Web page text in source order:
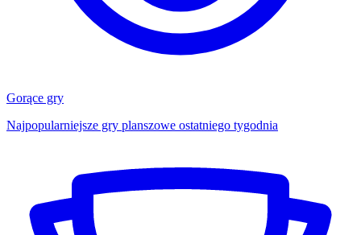
Gorące gry
Najpopularniejsze gry planszowe ostatniego tygodnia